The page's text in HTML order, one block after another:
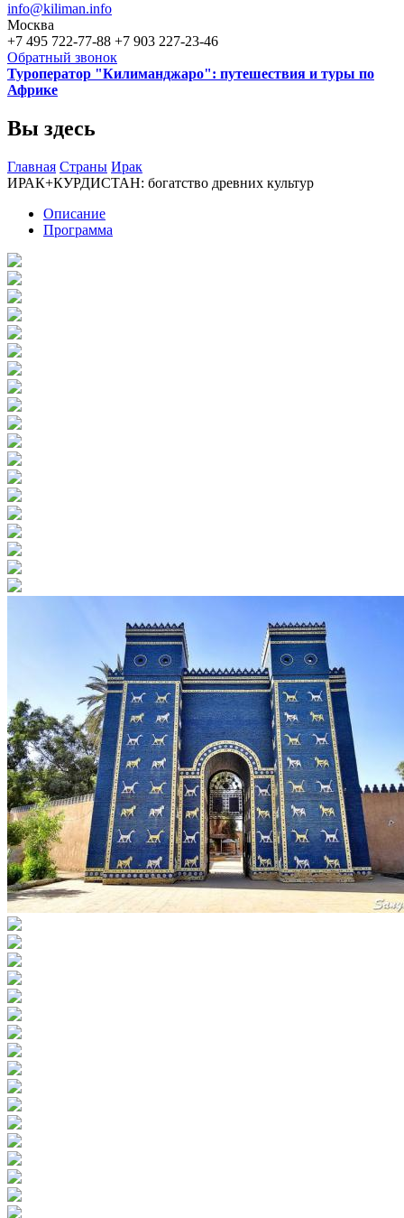
info@kiliman.info
Москва
+7 495 722-77-88 +7 903 227-23-46
Обратный звонок
Туроператор "Килиманджаро": путешествия и туры по
Африке
Вы здесь
Главная Страны Ирак
ИРАК+КУРДИСТАН: богатство древних культур
Описание
Программа